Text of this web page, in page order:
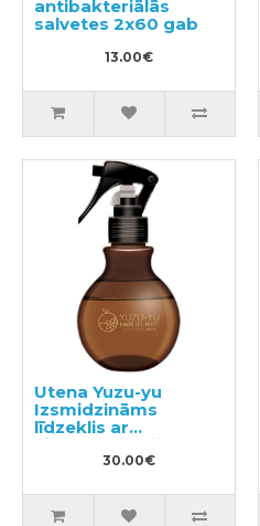
antibakteriālās
salvetes 2x60 gab
13.00€
Utena Yuzu-yu
Izsmidzināms
līdzeklis ar
citrusaugļu eļļām
matu mitrināšanai un
30.00€